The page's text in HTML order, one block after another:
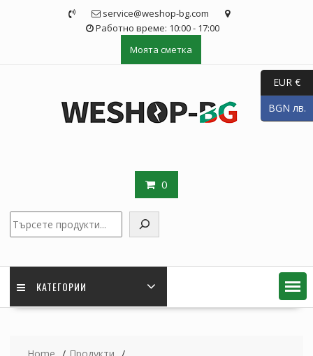
service@weshop-bg.com
Работно време: 10:00 - 17:00
Моята сметка
0
КАТЕГОРИИ
Home
Продукти
EUR €
BGN лв.